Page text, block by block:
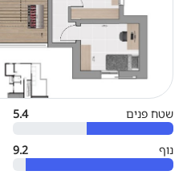
שטח פנים 5.4
נוף 9.2